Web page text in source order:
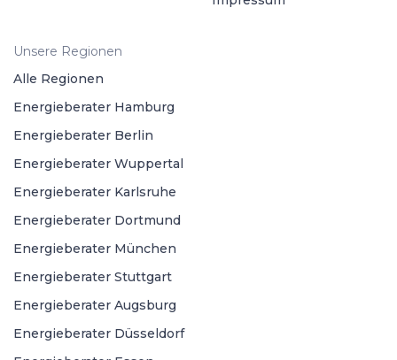
Unsere Regionen
Alle Regionen
Energieberater Hamburg
Energieberater Berlin
Energieberater Wuppertal
Energieberater Karlsruhe
Energieberater Dortmund
Energieberater München
Energieberater Stuttgart
Energieberater Augsburg
Energieberater Düsseldorf